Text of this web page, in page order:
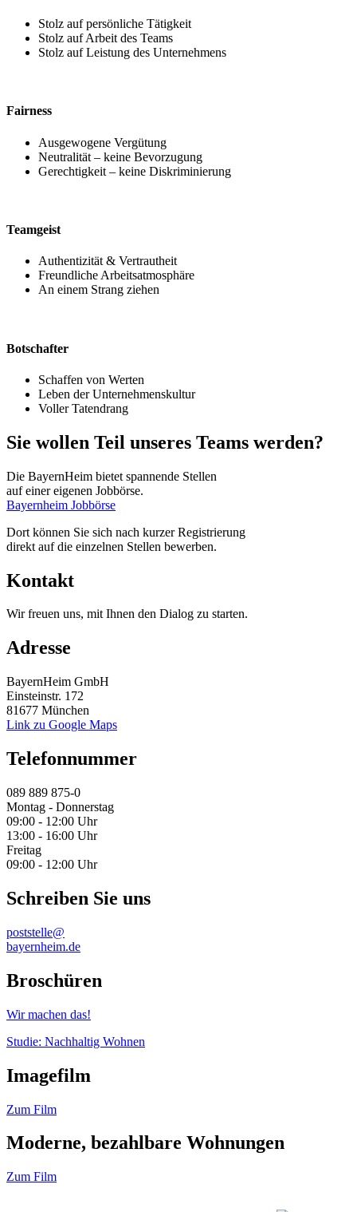
Stolz auf persönliche Tätigkeit
Stolz auf Arbeit des Teams
Stolz auf Leistung des Unternehmens
Fairness
Ausgewogene Vergütung
Neutralität – keine Bevorzugung
Gerechtigkeit – keine Diskriminierung
Teamgeist
Authentizität & Vertrautheit
Freundliche Arbeitsatmosphäre
An einem Strang ziehen
Botschafter
Schaffen von Werten
Leben der Unternehmenskultur
Voller Tatendrang
Sie wollen Teil unseres Teams werden?
Die BayernHeim bietet spannende Stellen
auf einer eigenen Jobbörse.
Bayernheim Jobbörse
Dort können Sie sich nach kurzer Registrierung
direkt auf die einzelnen Stellen bewerben.
Kontakt
Wir freuen uns, mit Ihnen den Dialog zu starten.
Adresse
BayernHeim GmbH
Einsteinstr. 172
81677 München
Link zu Google Maps
Telefonnummer
089 889 875-0
Montag - Donnerstag
09:00 - 12:00 Uhr
13:00 - 16:00 Uhr
Freitag
09:00 - 12:00 Uhr
Schreiben Sie uns
poststelle@
bayernheim.de
Broschüren
Wir machen das!
Studie: Nachhaltig Wohnen
Imagefilm
Zum Film
Moderne, bezahlbare Wohnungen
Zum Film